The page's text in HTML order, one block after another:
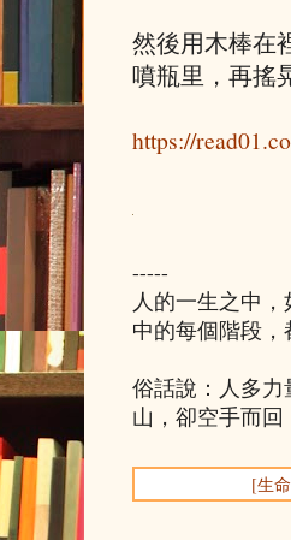
然後用木棒在
噴瓶里，再搖
https://
-----
人的一生之中
中的每個階段
俗話說：人多
山，卻空手而
[生